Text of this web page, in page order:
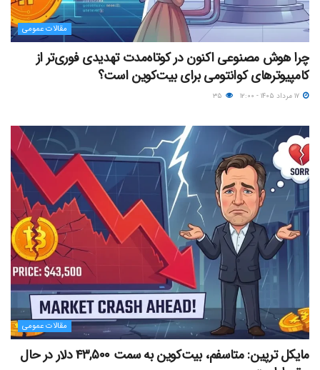
مقالات عمومی
چرا هوش مصنوعی اکنون در کوتاه‌مدت تهدیدی فوری‌تر از
کامپیوترهای کوانتومی برای بیت‌کوین است؟
مقالات عمومی
مایکل ترپین: متاسفم، بیت‌کوین به سمت ۴۳,۵۰۰ دلار در حال